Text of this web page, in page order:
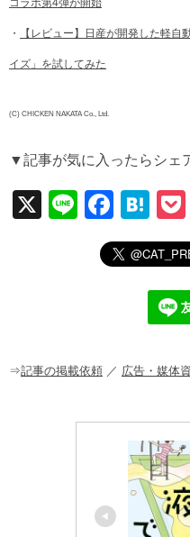
コラボ第4弾が開始
・ 【レビュー】日産が開発した軽
イズ」を試してみた
(C) CHICKEN NAKATA Co., Ltd.
▼記事が気に入ったらシェ
X
Li
F
a
c
o
H
at
e
n
a
⇒記事の掲載依頼 ／ 広告・媒体